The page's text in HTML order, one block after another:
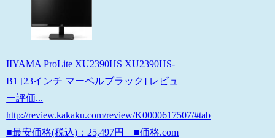
IIYAMA ProLite XU2390HS XU2390HS-
B1 [23インチ マーベルブラック] レビュ
ー評価...
http://review.kakaku.com/review/K0000617507/#tab
■最安価格(税込)：25,497円 ■価格.com